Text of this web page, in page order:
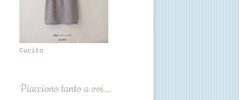
Cucito
Piacciono tanto a voi...